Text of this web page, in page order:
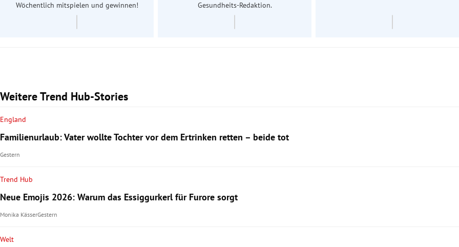
Wöchentlich mitspielen und gewinnen!
Gesundheits-Redaktion.
Weitere Trend Hub-Stories
England
Familienurlaub: Vater wollte Tochter vor dem Ertrinken retten – beide tot
Gestern
Trend Hub
Neue Emojis 2026: Warum das Essiggurkerl für Furore sorgt
Monika KässerGestern
Welt